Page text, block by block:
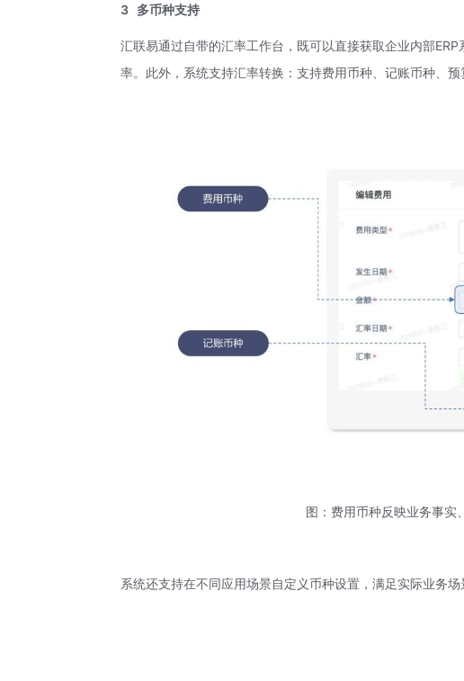
3 多币种支持
汇联易通过自带的汇率工作台，既可以直接获取企业内部
率。此外，系统支持汇率转换：支持费用币种、记账币种、预
图：费用币种反映业务事实
系统还支持在不同应用场景自定义币种设置，满足实际业务场